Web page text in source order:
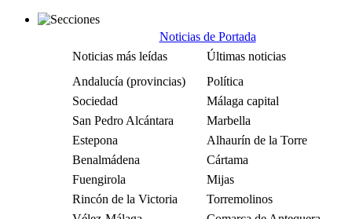
Noticias de Portada
Noticias más leídas
Últimas noticias
Andalucía (provincias)
Política
Sociedad
Málaga capital
San Pedro Alcántara
Marbella
Estepona
Alhaurín de la Torre
Benalmádena
Cártama
Fuengirola
Mijas
Rincón de la Victoria
Torremolinos